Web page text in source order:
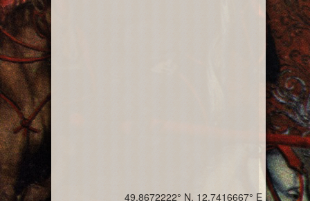
49.8672222° N, 12.7416667° E